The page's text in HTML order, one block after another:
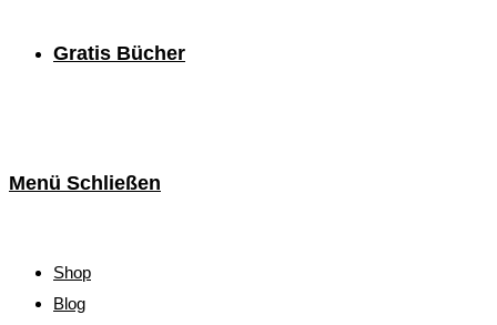
Gratis Bücher
Menü Schließen
Shop
Blog